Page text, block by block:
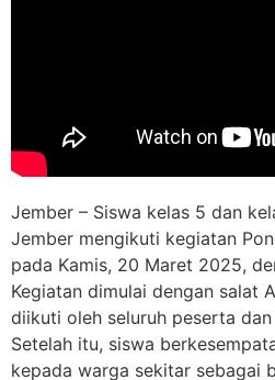
Jember – Siswa kelas 5 dan
Jember mengikuti kegiatan
pada Kamis, 20 Maret 2025,
Kegiatan dimulai dengan salat
diikuti oleh seluruh peserta
Setelah itu, siswa
kepada warga sekitar sebagai